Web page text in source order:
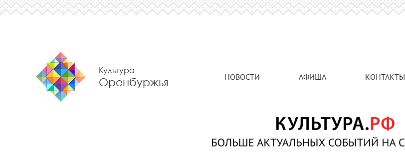
Культура
Оренбуржья НОВОСТИ АФИША КОНТАКТЫ